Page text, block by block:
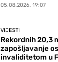
05.08.2026. 19:07
VIJESTI
Rekordnih 20,3
zapošljavanje
invaliditetom u